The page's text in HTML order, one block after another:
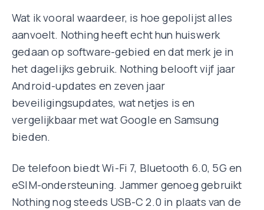
Wat ik vooral waardeer, is hoe gepolijst alles
aanvoelt. Nothing heeft echt hun huiswerk
gedaan op software-gebied en dat merk je in
het dagelijks gebruik. Nothing belooft vijf jaar
Android-updates en zeven jaar
beveiligingsupdates, wat netjes is en
vergelijkbaar met wat Google en Samsung
bieden.
De telefoon biedt Wi-Fi 7, Bluetooth 6.0, 5G en
eSIM-ondersteuning. Jammer genoeg gebruikt
Nothing nog steeds USB-C 2.0 in plaats van de